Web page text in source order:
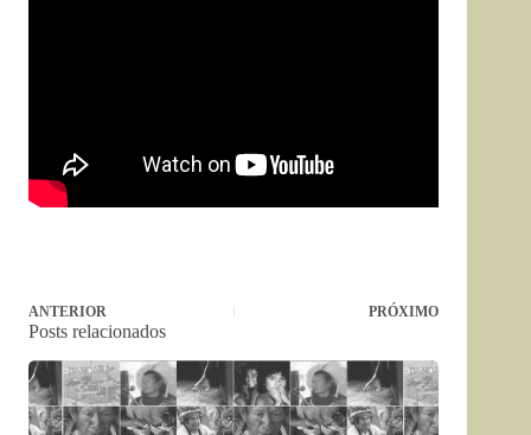
ANTERIOR PRÓXIMO
Posts relacionados